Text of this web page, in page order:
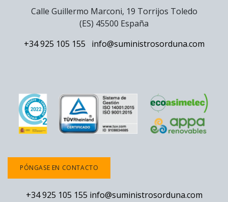
Calle Guillermo Marconi, 19 Torrijos Toledo
(ES) 45500 España
+34 925 105 155
info@suministrosorduna.com
PÓNGASE EN CONTACTO
+34 925 105 155 info@suministrosorduna.com